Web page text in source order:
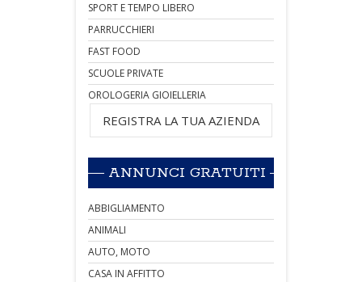
SPORT E TEMPO LIBERO
PARRUCCHIERI
FAST FOOD
SCUOLE PRIVATE
OROLOGERIA GIOIELLERIA
REGISTRA LA TUA AZIENDA
ANNUNCI GRATUITI
ABBIGLIAMENTO
ANIMALI
AUTO, MOTO
CASA IN AFFITTO